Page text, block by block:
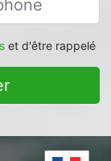
et d'être rappelé